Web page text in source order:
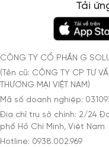
Tải
CÔNG TY CỔ PHẦN G
(Tên cũ: CÔNG TY CP TƯ
THƯƠNG MẠI VIỆT NAM)
Mã số doanh nghiệp:
Địa chỉ trụ sở chính: 2/24
phố Hồ Chí Minh, Việt Nam
Hotline: 0938.002.969